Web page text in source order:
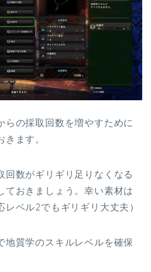
らの採取回数を増やすために
ます。
回数がギリギリ足りなくなる
ておきましょう。幸い素材は
ベル2でもギリギリ大丈夫）
地質学のスキルレベルを確保